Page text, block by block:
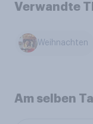
Verwandte
Weihnachten
Am selben